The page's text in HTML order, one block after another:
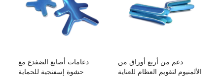
دعامات أصابع الضفدع مع
حشوة إسفنجية للحماية
دعم من أربع أوراق من
الألمنيوم لتقويم العظام للعناية